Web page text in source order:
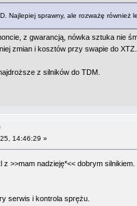
Najlepiej sprawny, ale rozważę również
z gwarancją, nówka sztuka nie
zmian i kosztów przy swapie do XTZ.
z silników do TDM.
14:46:29 »
>>mam nadzieję*<< dobrym silnikiem.
serwis i kontrola sprężu.